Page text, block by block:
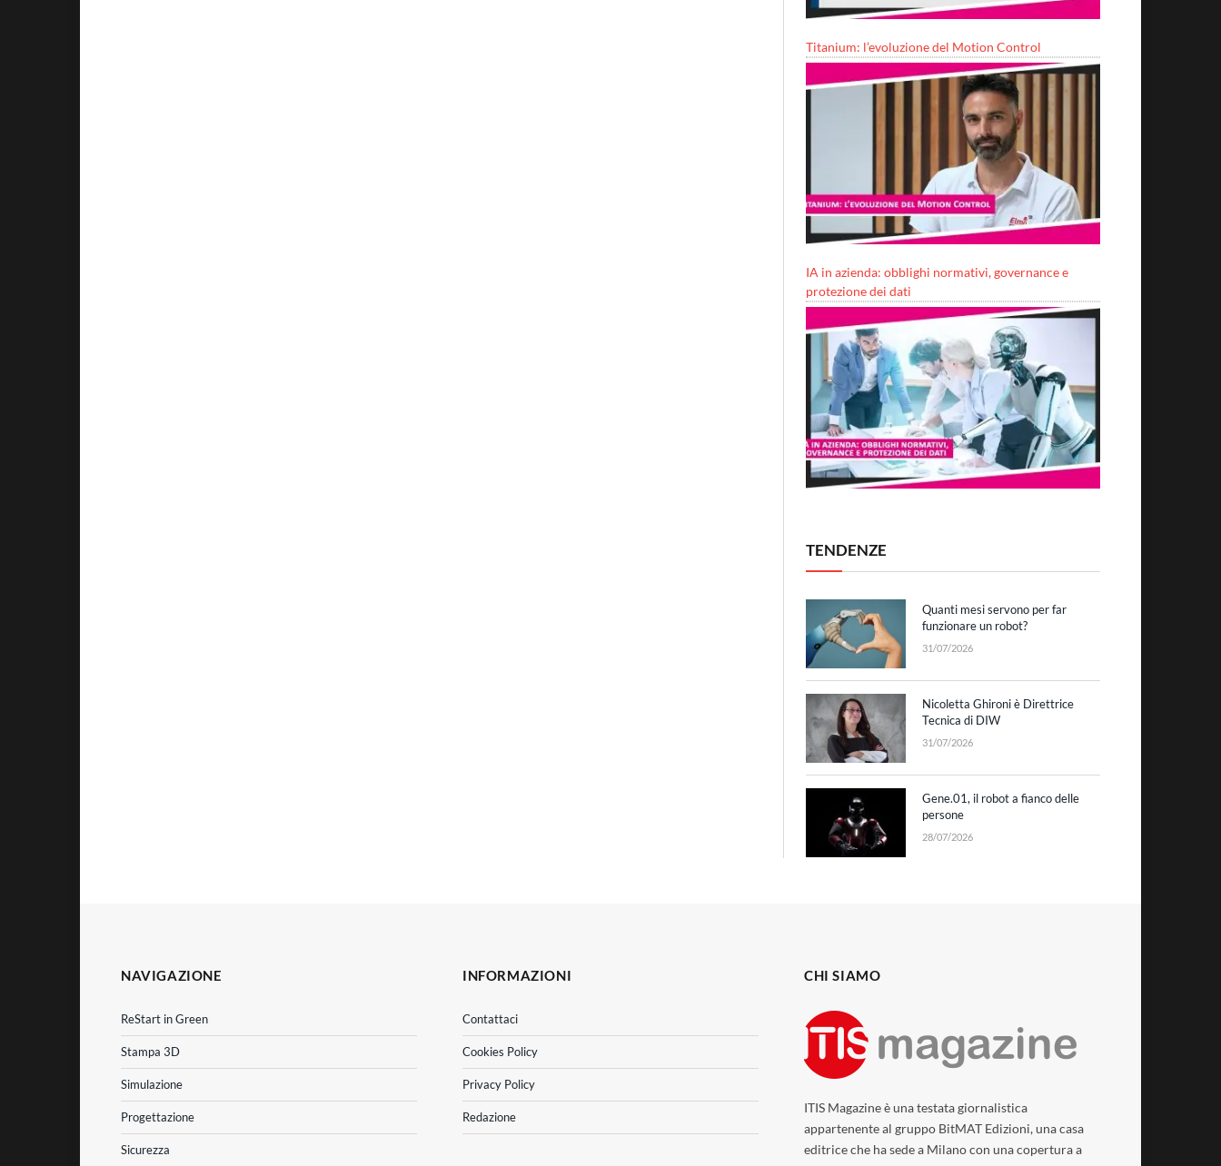
Titanium: l’evoluzione del Motion Control
IA in azienda: obblighi normativi, governance e
protezione dei dati
TENDENZE
Quanti mesi servono per far
funzionare un robot?
31/07/2026
Nicoletta Ghironi è Direttrice
Tecnica di DIW
31/07/2026
Gene.01, il robot a fianco delle
persone
28/07/2026
NAVIGAZIONE
ReStart in Green
Stampa 3D
Simulazione
Progettazione
Sicurezza
INFORMAZIONI
Contattaci
Cookies Policy
Privacy Policy
Redazione
CHI SIAMO
ITIS Magazine è una testata giornalistica
appartenente al gruppo BitMAT Edizioni, una casa
editrice che ha sede a Milano con una copertura a